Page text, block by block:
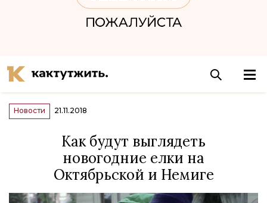
Новости 21.11.2018
Как будут выглядеть
новогодние елки на
Октябрьской и Немиге